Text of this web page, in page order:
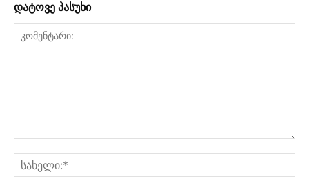
დატოვე პასუხი